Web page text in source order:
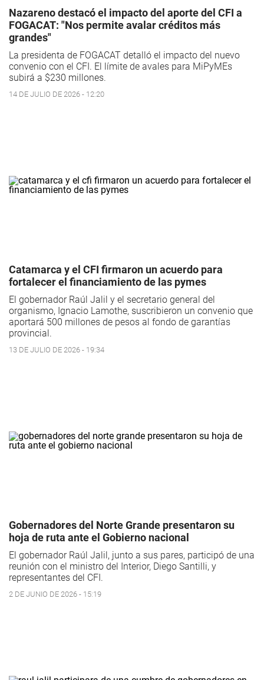
Nazareno destacó el impacto del aporte del CFI a
FOGACAT: "Nos permite avalar créditos más
grandes"
La presidenta de FOGACAT detalló el impacto del nuevo
convenio con el CFI. El límite de avales para MiPyMEs
subirá a $230 millones.
14 DE JULIO DE 2026 - 12:20
Catamarca y el CFI firmaron un acuerdo para
fortalecer el financiamiento de las pymes
El gobernador Raúl Jalil y el secretario general del
organismo, Ignacio Lamothe, suscribieron un convenio que
aportará 500 millones de pesos al fondo de garantías
provincial.
13 DE JULIO DE 2026 - 19:34
Gobernadores del Norte Grande presentaron su
hoja de ruta ante el Gobierno nacional
El gobernador Raúl Jalil, junto a sus pares, participó de una
reunión con el ministro del Interior, Diego Santilli, y
representantes del CFI.
2 DE JUNIO DE 2026 - 15:19